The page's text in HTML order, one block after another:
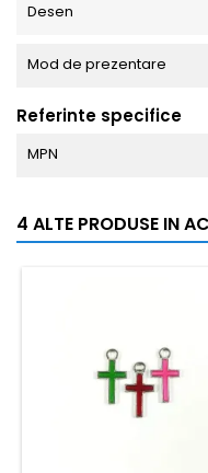
Desen
Mod de prezentare
Referinte specifice
MPN
4 ALTE PRODUSE IN